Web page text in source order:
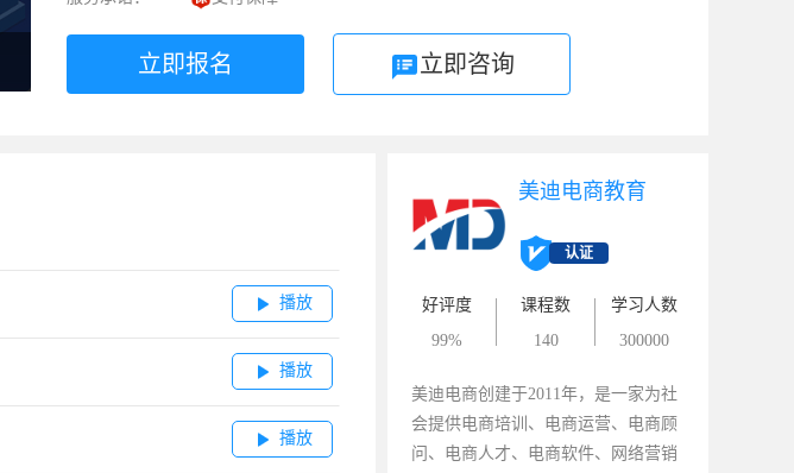
立即报名 立即咨询
 播放
 播放
 播放
美迪电商教育
认证
好评度
99%
课程数
140
学习人数
300000
美迪电商创建于2011年，是一家为社
会提供电商培训、电商运营、电商顾
问、电商人才、电商软件、网络营销